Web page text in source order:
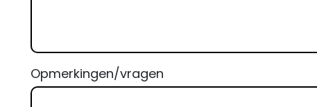
Opmerkingen/vragen